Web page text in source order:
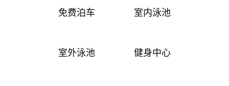
免费泊车 室内泳池
室外泳池 健身中心